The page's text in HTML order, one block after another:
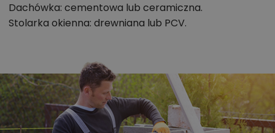
klatką schodową wygospodarowano miejsce na
łazienkę z kabiną prysznicową oraz dużą kotłownię z
pomieszczenie może zostać jednocześnie
wykorzystane jako miejsce składowania narzędzi
ogrodniczych. Najbardziej reprezentacyjnym
wnętrzem, które zajmuje główną część dolnej
kondygnacji, jest przestronny i znakomicie oświetlony
Dachówka: cementowa lub ceramiczna.
Stolarka okienna: drewniana lub PCV.